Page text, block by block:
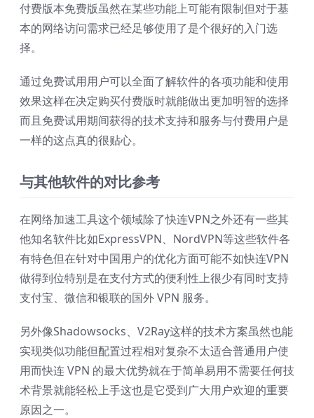
付费版本免费版虽然在某些功能上可能有限制但对于基
本的网络访问需求已经足够使用了是个很好的入门选
择。
通过免费试用用户可以全面了解软件的各项功能和使用
效果这样在决定购买付费版时就能做出更加明智的选择
而且免费试用期间获得的技术支持和服务与付费用户是
一样的这点真的很贴心。
与其他软件的对比参考
在网络加速工具这个领域除了快连VPN之外还有一些其
他知名软件比如ExpressVPN、NordVPN等这些软件各
有特色但在针对中国用户的优化方面可能不如快连VPN
做得到位特别是在支付方式的便利性上很少有同时支持
支付宝、微信和银联的国外 VPN 服务。
另外像Shadowsocks、V2Ray这样的技术方案虽然也能
实现类似功能但配置过程相对复杂不太适合普通用户使
用而快连 VPN 的最大优势就在于简单易用不需要任何技
术背景就能轻松上手这也是它受到广大用户欢迎的重要
原因之一。